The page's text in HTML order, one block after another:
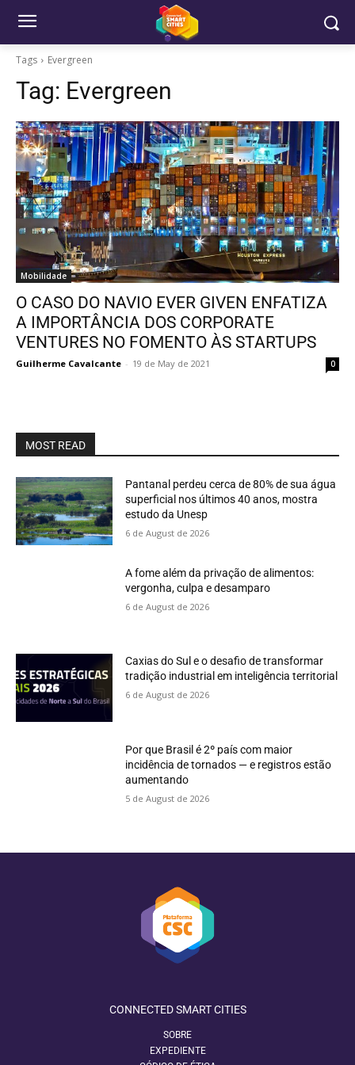
Tags Evergreen
Tag: Evergreen
Mobilidade
O CASO DO NAVIO EVER GIVEN ENFATIZA
A IMPORTÂNCIA DOS CORPORATE
VENTURES NO FOMENTO ÀS STARTUPS
Guilherme Cavalcante - 19 de May de 2021 0
MOST READ
Pantanal perdeu cerca de 80% de sua água
superficial nos últimos 40 anos, mostra
estudo da Unesp
6 de August de 2026
A fome além da privação de alimentos:
vergonha, culpa e desamparo
6 de August de 2026
Caxias do Sul e o desafio de transformar
tradição industrial em inteligência territorial
6 de August de 2026
Por que Brasil é 2º país com maior
incidência de tornados — e registros estão
aumentando
5 de August de 2026
CONNECTED SMART CITIES
SOBRE
EXPEDIENTE